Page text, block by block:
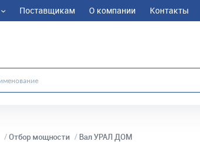
Поставщикам О компании Контакты
Отбор мощности Вал УРАЛ ДОМ